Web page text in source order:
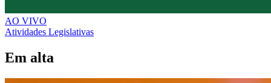
AO VIVO
Atividades Legislativas
Em alta